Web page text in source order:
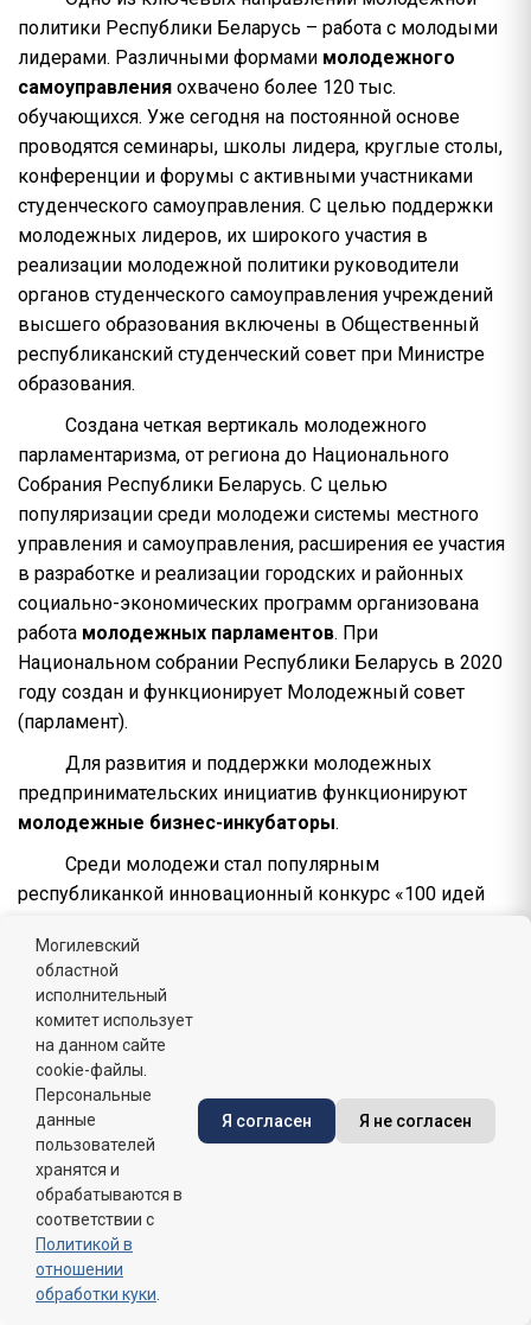
политики Республики Беларусь – работа с молодыми
лидерами. Различными формами молодежного
самоуправления охвачено более 120 тыс.
обучающихся. Уже сегодня на постоянной основе
проводятся семинары, школы лидера, круглые столы,
конференции и форумы с активными участниками
студенческого самоуправления. С целью поддержки
молодежных лидеров, их широкого участия в
реализации молодежной политики руководители
органов студенческого самоуправления учреждений
высшего образования включены в Общественный
республиканский студенческий совет при Министре
образования.
Создана четкая вертикаль молодежного
парламентаризма, от региона до Национального
Собрания Республики Беларусь. С целью
популяризации среди молодежи системы местного
управления и самоуправления, расширения ее участия
в разработке и реализации городских и районных
социально-экономических программ организована
работа молодежных парламентов. При
Национальном собрании Республики Беларусь в 2020
году создан и функционирует Молодежный совет
(парламент).
Для развития и поддержки молодежных
предпринимательских инициатив функционируют
молодежные бизнес-инкубаторы.
Среди молодежи стал популярным
республиканкой инновационный конкурс «100 идей
Для развития и оказания организационно-
информационной поддержки стартап-движению в
Республике Беларусь, вовлечения молодежи в
занятие инновационной и предпринимательской
деятельностью Министерством экономики совместно
с заинтересованными организациями реализуется
ежегодно План проведения стартап-мероприятий. В
План включены мероприятия учреждений
образования, направленные на развитие интереса
молодых граждан к предпринимательской
деятельности, повышению конкурентоспособности
молодых граждан на рынке труда.
Могилевский
областной
исполнительный
комитет использует
на данном сайте
cookie-файлы.
Персональные
данные
пользователей
хранятся и
обрабатываются в
соответствии с
Политикой в
отношении
обработки куки
Я согласен Я не согласен